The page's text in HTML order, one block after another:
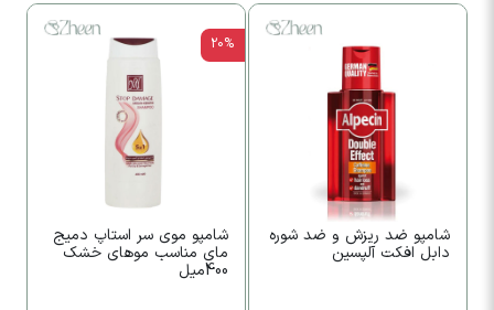
شامپو ضد ریزش و ضد شوره
دابل افکت آلپسین
20%
شامپو موی سر استاپ دمیج
مای مناسب موهای خشک
400میل